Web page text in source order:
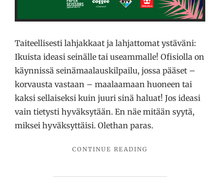
Taiteellisesti lahjakkaat ja lahjattomat ystäväni:
Ikuista ideasi seinälle tai useammalle! Ofisiolla on
käynnissä seinämaalauskilpailu, jossa pääset –
korvausta vastaan – maalaamaan huoneen tai
kaksi sellaiseksi kuin juuri sinä haluat! Jos ideasi
vain tietysti hyväksytään. En näe mitään syytä,
miksei hyväksyttäisi. Olethan paras.
CONTINUE READING